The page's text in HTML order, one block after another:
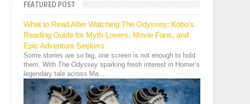
FEATURED POST
What to Read After Watching The Odyssey: Kobo’s
Reading Guide for Myth-Lovers, Movie Fans, and
Epic Adventure Seekers
Some stories are so big, one screen is not enough to hold
them. With The Odyssey sparking fresh interest in Homer’s
legendary tale across Ma...